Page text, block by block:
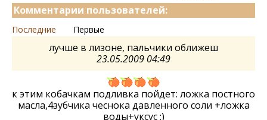
Комментарии пользователей:
Последние Первые
лучше в лизоне, пальчики оближеш
23.05.2009 04:49
к этим кобачкам подливка пойдет: ложка постного
масла,4зубчика чеснока давленного соли +ложка
воды+уксус :)